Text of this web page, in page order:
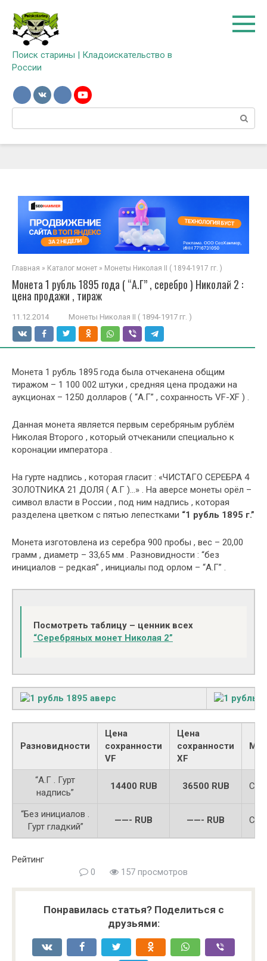
контенту
Поиск старины | Кладоискательство в
России
Главная » Каталог монет » Монеты Николая II ( 1894-1917 гг. )
Монета 1 рубль 1895 года ( “А.Г” , серебро ) Николай 2 :
цена продажи , тираж
11.12.2014 Монеты Николая II ( 1894-1917 гг. )
Монета 1 рубль 1895 года была отчеканена общим
тиражом – 1 100 002 штуки , средняя цена продажи на
аукционах – 1250 долларов ( “А.Г” , сохранность VF-XF ) .
Данная монета является первым серебряным рублём
Николая Второго , который отчеканили специально к
коронации императора .
На гурте надпись , которая гласит : «ЧИСТАГО СЕРЕБРА 4
ЗОЛОТNИКА 21 ДОЛЯ ( А.Г )…» . На аверсе монеты орёл –
символ власти в России , под ним надпись , которая
разделена цветком с пятью лепестками “1 рубль 1895 г.”
Монета изготовлена из серебра 900 пробы , вес – 20,00
грамм , диаметр – 33,65 мм . Разновидности : “без
инициалов – редкая” , инициалы под орлом – “А.Г” .
Поcмотреть таблицу – ценник всех
“Серебряных монет Николая 2”
Разновидности
Цена
сохранности
VF
Цена
сохранности
XF
“А.Г . Гурт
надпись”
14400 RUB 36500 RUB
“Без инициалов .
Гурт гладкий”
——- RUB ——- RUB
Рейтинг
0
157 просмотров
Понравилась статья? Поделиться с
друзьями: